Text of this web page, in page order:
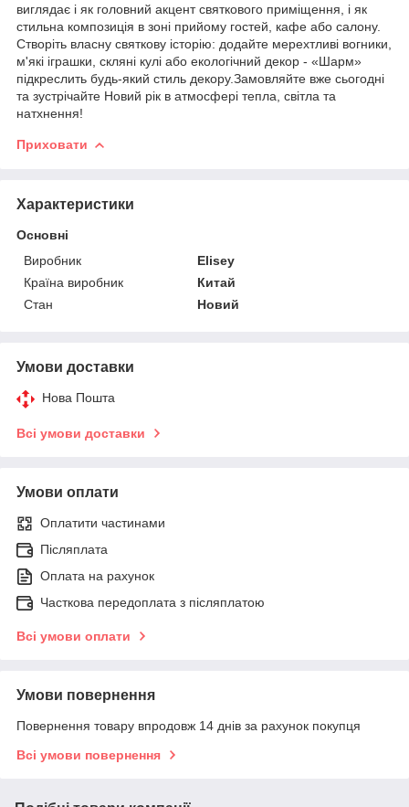
виглядає і як головний акцент святкового приміщення, і як
стильна композиція в зоні прийому гостей, кафе або салону.
Створіть власну святкову історію: додайте мерехтливі вогники,
м'які іграшки, скляні кулі або екологічний декор - «Шарм»
підкреслить будь-який стиль декору.Замовляйте вже сьогодні
та зустрічайте Новий рік в атмосфері тепла, світла та
натхнення!
Приховати
Характеристики
Основні
Виробник
Elisey
Країна виробник
Китай
Стан
Новий
Умови доставки
Нова Пошта
Всі умови доставки
Умови оплати
Оплатити частинами
Післяплата
Оплата на рахунок
Часткова передоплата з післяплатою
Всі умови оплати
Умови повернення
Повернення товару впродовж 14 днів за рахунок покупця
Всі умови повернення